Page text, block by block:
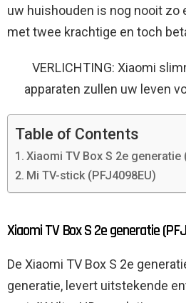
uw huishouden is nog nooit zo
met twee krachtige en toch
VERLICHTING: Xiaomi
apparaten zullen uw leven
Table of Contents
Xiaomi TV Box S 2e generatie
Mi TV-stick (PFJ4098EU)
Xiaomi TV Box S 2e generatie
De Xiaomi TV Box S 2e
generatie, levert uitstekende